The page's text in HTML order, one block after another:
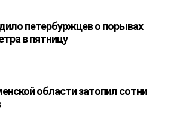
петербуржцев о порывах
в пятницу
области затопил сотни